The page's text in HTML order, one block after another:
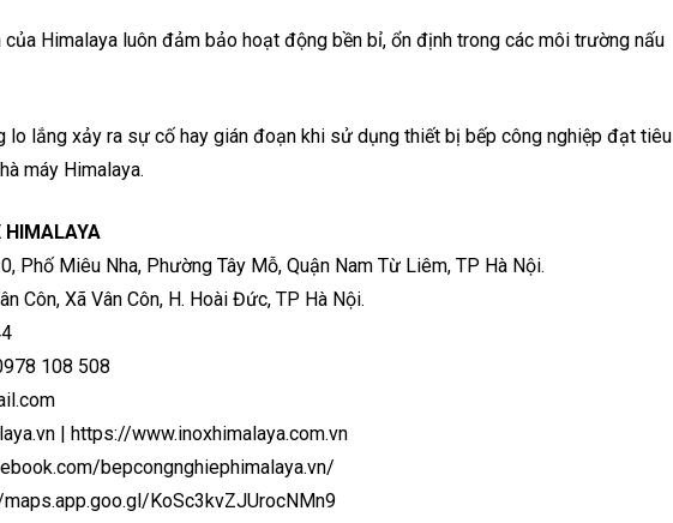
Himalaya luôn đảm bảo hoạt động bền bỉ, ổn định trong các môi trường nấu
lo lắng xảy ra sự cố hay gián đoạn khi sử dụng thiết bị bếp công nghiệp đạt tiêu
máy Himalaya.
HIMALAYA
Phố Miêu Nha, Phường Tây Mỗ, Quận Nam Từ Liêm, TP Hà Nội.
Côn, Xã Vân Côn, H. Hoài Đức, TP Hà Nội.
108 508
| https://www.inoxhimalaya.com.vn
bepcongnghiephimalaya.vn/
KoSc3kvZJUrocNMn9